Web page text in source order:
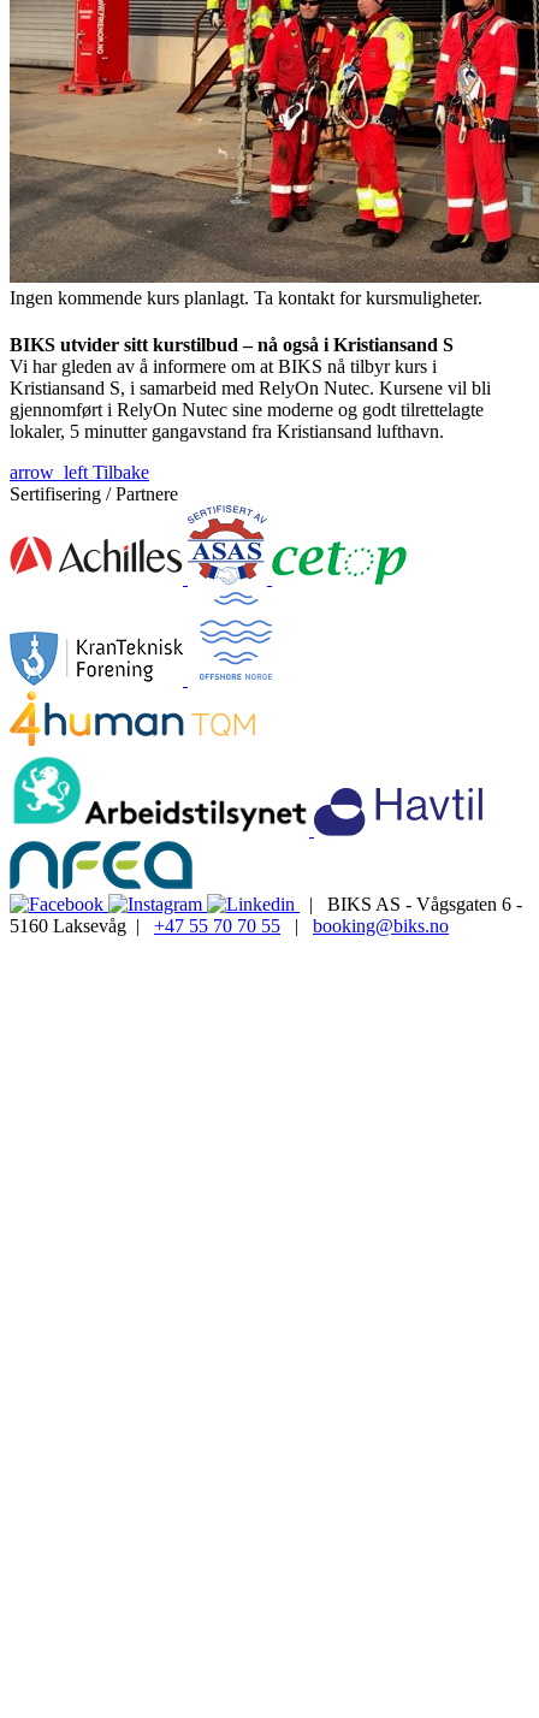
Ingen kommende kurs planlagt. Ta kontakt for kursmuligheter.
BIKS utvider sitt kurstilbud – nå også i Kristiansand S
Vi har gleden av å informere om at BIKS nå tilbyr kurs i
Kristiansand S, i samarbeid med RelyOn Nutec. Kursene vil bli
gjennomført i RelyOn Nutec sine moderne og godt tilrettelagte
lokaler, 5 minutter gangavstand fra Kristiansand lufthavn.
arrow_left Tilbake
Sertifisering / Partnere
| BIKS AS - Vågsgaten 6 -
5160 Laksevåg | +47 55 70 70 55 | booking@biks.no